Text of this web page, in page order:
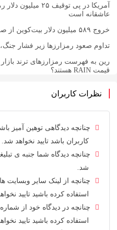
آمریکا در پی توقیف ۲۵ میلیون
است
رمزارزها زیر فشار جنگ، تورم
رمزارزهای ترند بازار
کاربران
دیدگاهی توهین آمیز باشد و
کاربران باشد تایید نخواهد شد.
دیدگاه شما جنبه ی تبلیغاتی داشته
از لینک سایر وبسایت ها و یا
استفاده کرده باشید تایید نخواهد شد.
در دیدگاه خود از شماره تماس،
استفاده کرده باشید تایید نخواهد شد.